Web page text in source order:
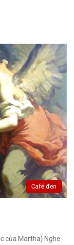
Café đen
của Martha) Nghe